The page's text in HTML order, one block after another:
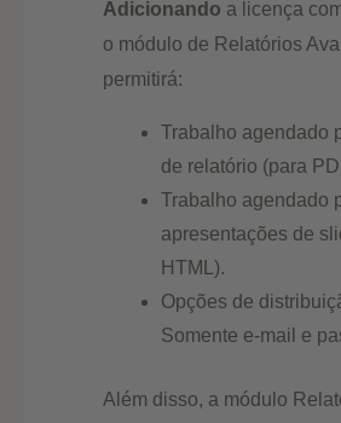
Adicionando a licença
o módulo de Relatórios
permitirá:
Trabalho agendado
de relatório (para
Trabalho agendado
apresentações de
HTML).
Opções de
Somente e-mail e
Além disso, a módulo